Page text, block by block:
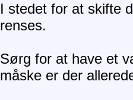
I stedet for at skifte
renses.
Sørg for at have et
måske er der